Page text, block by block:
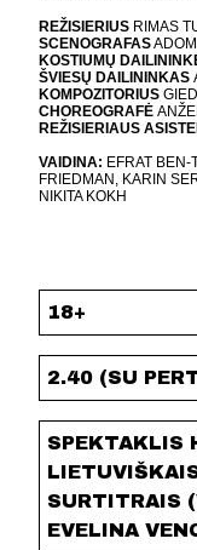
REŽISIERIUS RIMAS
SCENOGRAFAS
KOSTIUMŲ
ŠVIESŲ DAILININKAS
KOMPOZITORIUS
CHOREOGRAFĖ
REŽISIERIAUS
VAIDINA: EFRAT BEN-
FRIEDMAN, KARIN
NIKITA KOKH
18+
2.40 (SU
SPEKTAKLIS
SURTITRAIS
EVELINA